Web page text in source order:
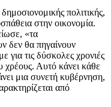
πολιτικής,
στην οικονομία.
«τα
δεν θα πηγαίνουν
για τις δύσκολες χρονιές
χρέους. Αυτό κάνει κάθε
μια συνετή κυβέρνηση,
από